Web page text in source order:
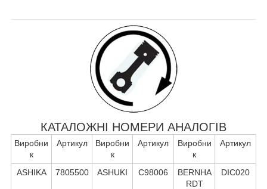
КАТАЛОЖНІ НОМЕРИ АНАЛОГІВ
Виробни
к
Артикул
Виробни
к
Артикул
Виробни
к
Артикул
ASHIKA 7805500 ASHUKI C98006
BERNHA
RDT
DIC020